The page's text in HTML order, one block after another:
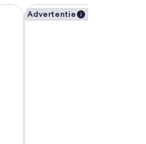
Advertentie
Hilton Addis Ababa